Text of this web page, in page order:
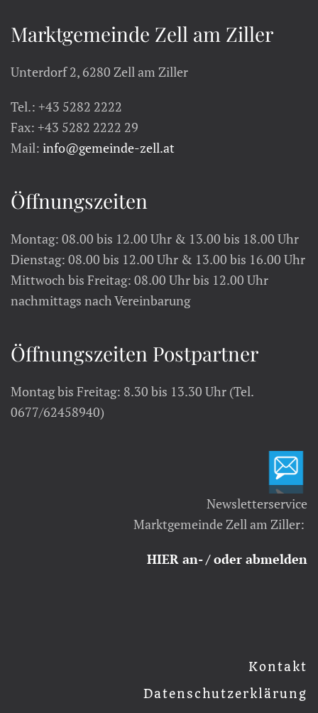
Marktgemeinde Zell am Ziller
Unterdorf 2, 6280 Zell am Ziller
Tel.: +43 5282 2222
Fax: +43 5282 2222 29
Mail: info@gemeinde-zell.at
Öffnungszeiten
Montag: 08.00 bis 12.00 Uhr & 13.00 bis 18.00 Uhr
Dienstag: 08.00 bis 12.00 Uhr & 13.00 bis 16.00 Uhr
Mittwoch bis Freitag: 08.00 Uhr bis 12.00 Uhr
nachmittags nach Vereinbarung
Öffnungszeiten Postpartner
Montag bis Freitag: 8.30 bis 13.30 Uhr (Tel.
0677/62458940)
Newsletterservice
Marktgemeinde Zell am Ziller:
HIER an- / oder abmelden
Kontakt
Datenschutzerklärung